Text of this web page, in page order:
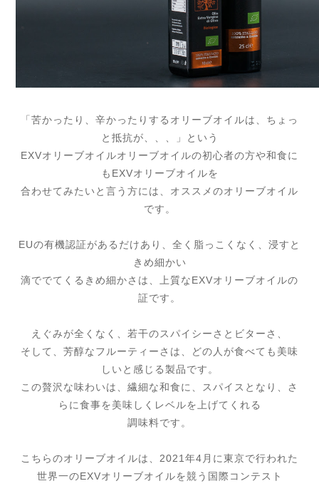
「苦かったり、辛かったりするオリーブオイルは、 ちょっ
と抵抗が、、、」という
EXVオリーブオイルオリーブオイルの初心者の方や和食に
もEXVオリーブオイルを
合わせてみたいと言う方には、オススメのオリーブオイル
です。
EUの有機認証があるだけあり、全く脂っこくなく、 浸すと
きめ細かい
滴ででてくるきめ細かさは、 上質なEXVオリーブオイルの
証です。
えぐみが全くなく、若干のスパイシーさとビターさ、
そして、芳醇なフルーティーさは、
どの人が食べても美味
しいと感じる製品です。
この贅沢な味わいは、繊細な和食に、スパイスとなり、
さ
らに食事を美味しくレベルを上げてくれる
調味料です。
こちらのオリーブオイルは、 2021年4月に東京で行われた
世界一のEXVオリーブオイルを競う国際コンテスト